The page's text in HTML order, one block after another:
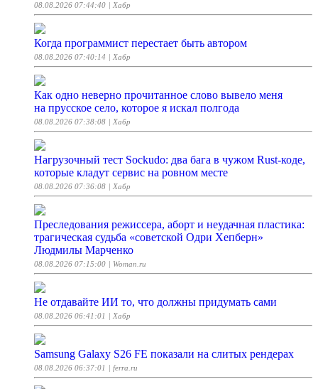
08.08.2026 07:44:40 | Хабр
Когда программист перестает быть автором
08.08.2026 07:40:14 | Хабр
Как одно неверно прочитанное слово вывело меня
на прусское село, которое я искал полгода
08.08.2026 07:38:08 | Хабр
Нагрузочный тест Sockudo: два бага в чужом Rust‑коде,
которые кладут сервис на ровном месте
08.08.2026 07:36:08 | Хабр
Преследования режиссера, аборт и неудачная пластика:
трагическая судьба «советской Одри Хепберн»
Людмилы Марченко
08.08.2026 07:15:00 | Woman.ru
Не отдавайте ИИ то, что должны придумать сами
08.08.2026 06:41:01 | Хабр
Samsung Galaxy S26 FE показали на слитых рендерах
08.08.2026 06:37:01 | ferra.ru